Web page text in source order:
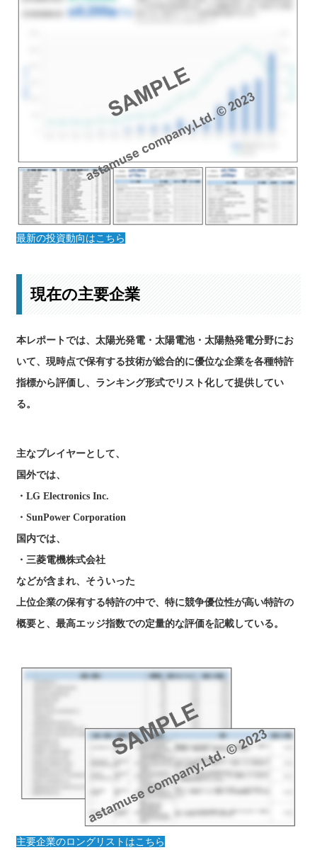
最新の投資動向はこちら
現在の主要企業
本レポートでは、太陽光発電・太陽電池・太陽熱発電分野にお
いて、現時点で保有する技術が総合的に優位な企業を各種特許
指標から評価し、ランキング形式でリスト化して提供してい
る。
主なプレイヤーとして、
国外では、
・LG Electronics Inc.
・SunPower Corporation
国内では、
・三菱電機株式会社
などが含まれ、そういった
上位企業の保有する特許の中で、特に競争優位性が高い特許の
概要と、最高エッジ指数での定量的な評価を記載している。
主要企業のロングリストはこちら